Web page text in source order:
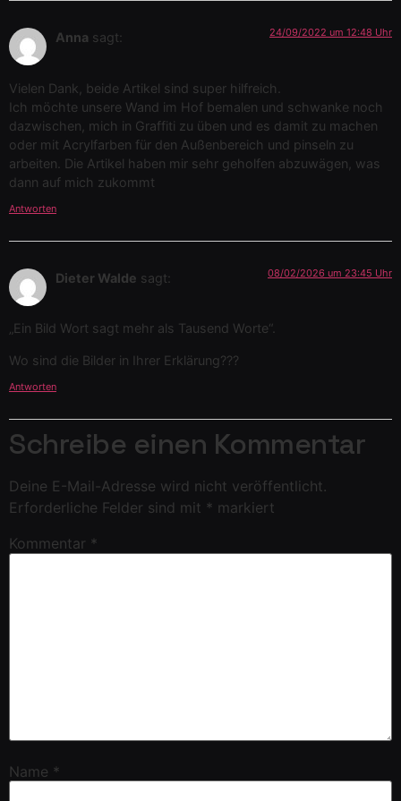
Anna sagt: 24/09/2022 um 12:48 Uhr
Vielen Dank, beide Artikel sind super hilfreich.
Ich möchte unsere Wand im Hof bemalen und schwanke noch
dazwischen, mich in Graffiti zu üben und es damit zu machen
oder mit Acrylfarben für den Außenbereich und pinseln zu
arbeiten. Die Artikel haben mir sehr geholfen abzuwägen, was
dann auf mich zukommt
Antworten
Dieter Walde sagt: 08/02/2026 um 23:45 Uhr
„Ein Bild Wort sagt mehr als Tausend Worte“.
Wo sind die Bilder in Ihrer Erklärung???
Antworten
Schreibe einen Kommentar
Deine E-Mail-Adresse wird nicht veröffentlicht.
Erforderliche Felder sind mit * markiert
Kommentar *
Name *